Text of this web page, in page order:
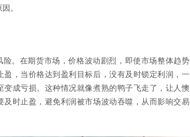
。
。在期货市场，价格波动剧烈，即使市场整体趋势
，当价格达到盈利目标后，没有及时锁定利润，一
成亏损。这种情况就像煮熟的鸭子飞走了，让人懊
时止盈，避免利润被市场波动吞噬，从而影响交易